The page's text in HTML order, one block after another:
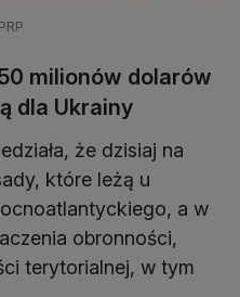
milionów dolarów
dla Ukrainy
że dzisiaj na
które leżą u
a w
obronności,
terytorialnej, w tym